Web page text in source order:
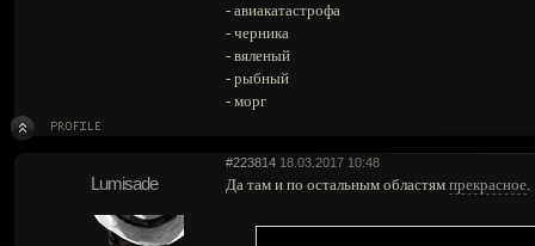
- авиакатастрофа
- черника
- вяленый
- рыбный
- морг
#223814 18.03.2017 10:48
Lumisade Да там и по остальным областям прекрасное.